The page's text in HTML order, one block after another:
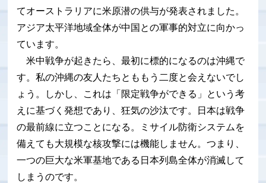
てオーストラリアに米原潜の供与が発表されました。
アジア太平洋地域全体が中国との軍事的対立に向かっ
ています。
米中戦争が起きたら、最初に標的になるのは沖縄で
す。私の沖縄の友人たちとももう二度と会えないでし
ょう。しかし、これは「限定戦争ができる」という考
えに基づく発想であり、狂気の沙汰です。日本は戦争
の最前線に立つことになる。ミサイル防衛システムを
備えても大規模な核攻撃には機能しません。つまり、
一つの巨大な米軍基地である日本列島全体が消滅して
しまうのです。